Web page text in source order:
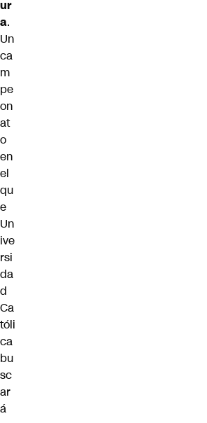
ur
a.
Un
ca
m
pe
on
at
o
en
el
qu
e
Un
ive
rsi
da
d
Ca
tóli
ca
bu
sc
ar
á